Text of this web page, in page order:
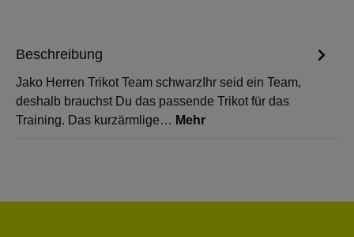
Beschreibung
Jako Herren Trikot Team schwarzIhr seid ein Team,
deshalb brauchst Du das passende Trikot für das
Training. Das kurzärmlige… Mehr